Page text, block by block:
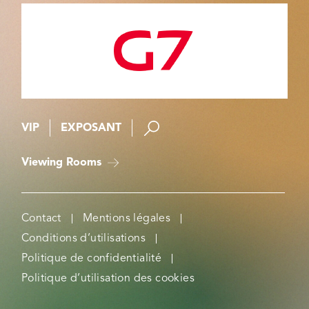
VIP EXPOSANT
Viewing Rooms
Contact
Mentions légales
Conditions d’utilisations
Politique de confidentialité
Politique d’utilisation des cookies